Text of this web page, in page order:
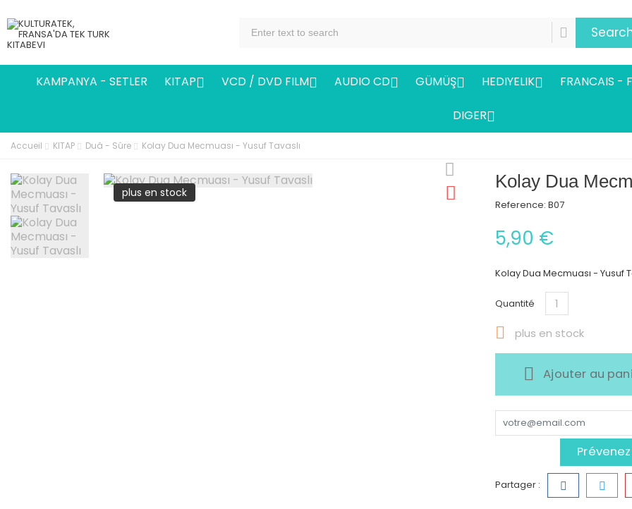
KAMPANYA - SETLER KITAP VCD / DVD FILM AUDIO CD GÜMÜŞ HEDIYELIK FRANCAIS -
DIGER
Accueil KITAP Duâ - Sûre Kolay Dua Mecmuası - Yusuf Tavaslı
plus en stock
Kolay Dua
Reference: B07
5,90 €
Kolay Dua Mecmuası - Yusuf
Quantité
 plus en stock
Ajouter au
Partager :